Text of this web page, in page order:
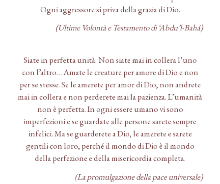
Ogni aggressore si priva della grazia di Dio.
(Ultime Volontà e Testamento di ‘Abdu’l-Bahá)
Siate in perfetta unità. Non siate mai in collera l’uno
con l’altro… Amate le creature per amore di Dio e non
per se stesse. Se le amerete per amor di Dio, non andrete
mai in collera e non perderete mai la pazienza. L’umanità
non è perfetta. In ogni essere umano vi sono
imperfezioni e se guardate alle persone sarete sempre
infelici. Ma se guarderete a Dio, le amerete e sarete
gentili con loro, perché il mondo di Dio è il mondo
della perfezione e della misericordia completa.
(La promulgazione della pace universale)